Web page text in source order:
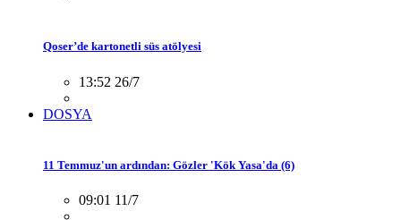
Qoser’de kartonetli süs atölyesi
13:52 26/7
DOSYA
11 Temmuz'un ardından: Gözler 'Kök Yasa'da (6)
09:01 11/7